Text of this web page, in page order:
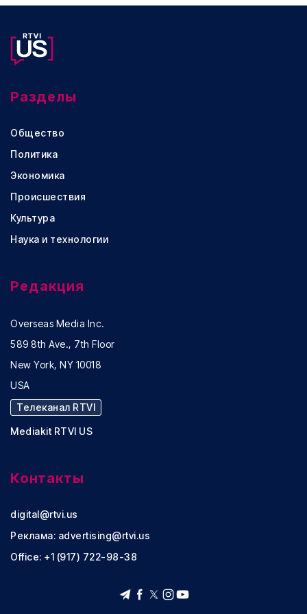
Разделы
Общество
Политика
Экономика
Происшествия
Культура
Наука и технологии
Редакция
Overseas Media Inc.
589 8th Ave., 7th Floor
New York, NY 10018
USA
Телеканал RTVI
Mediakit RTVI US
Контакты
digital@rtvi.us
Реклама: advertising@rtvi.us
Office: +1 (917) 722-98-38